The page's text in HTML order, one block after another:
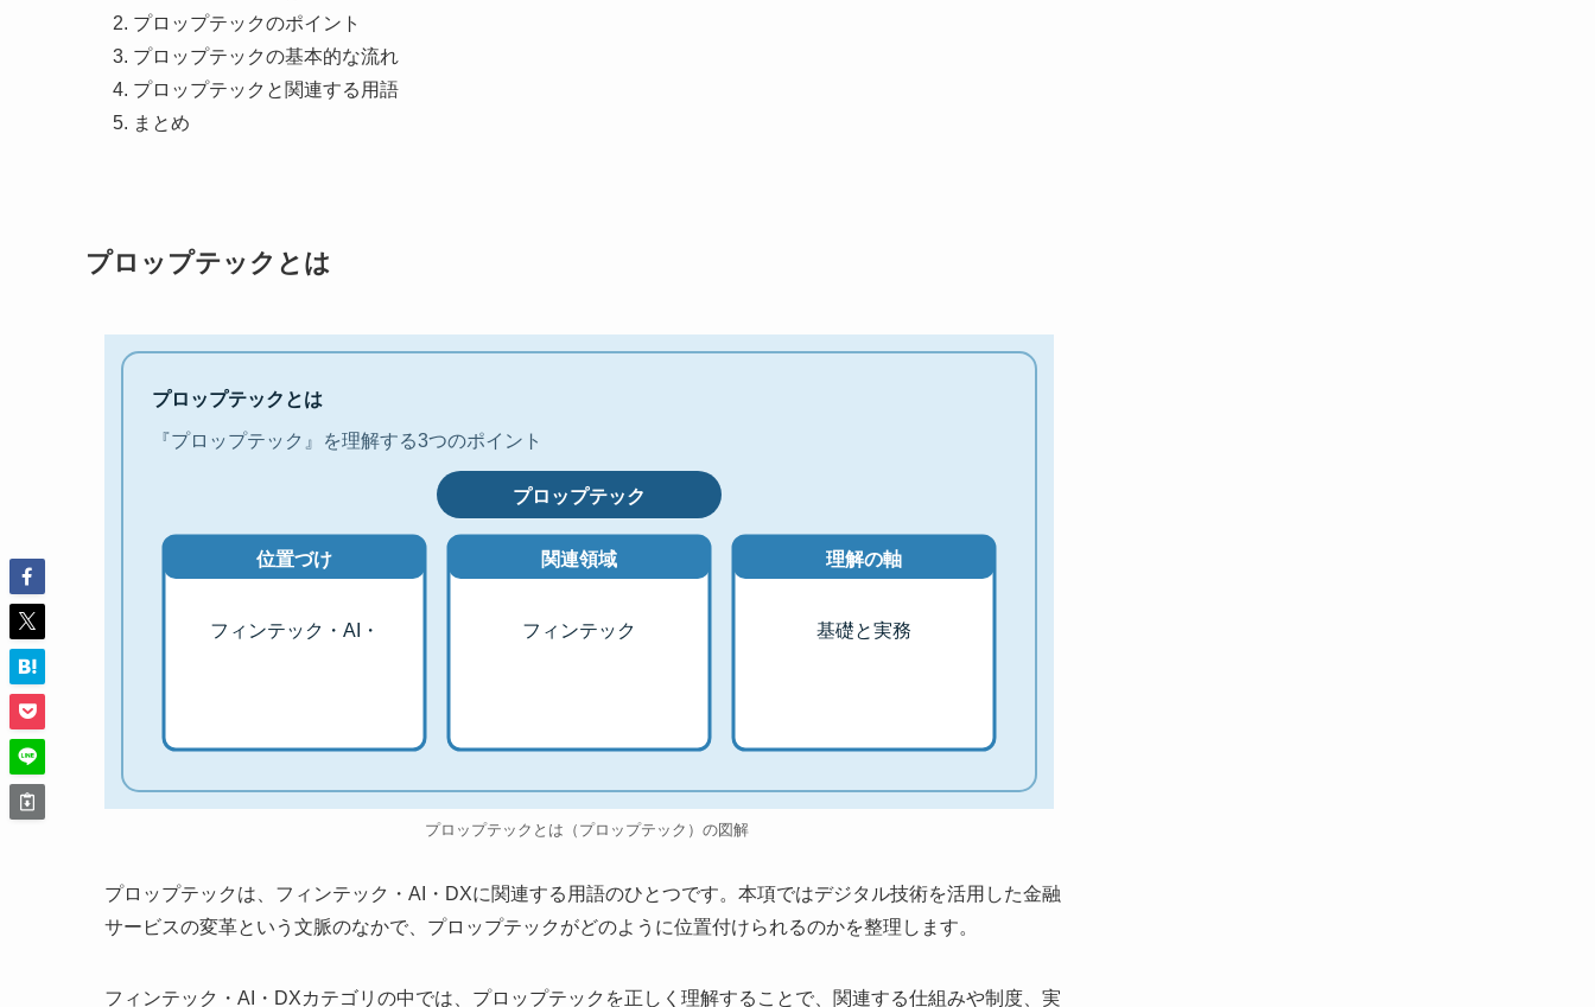
プロップテックのポイント
プロップテックの基本的な流れ
プロップテックと関連する用語
まとめ
プロップテックとは
プロップテックとは
『プロップテック』を理解する3つのポイント
プロップテック
位置づけ
フィンテック・AI・
関連領域
フィンテック
理解の軸
基礎と実務
プロップテックとは（プロップテック）の図解
プロップテックは、フィンテック・AI・DXに関連する用語のひとつです。本項ではデジタル技術を活用した金融
サービスの変革という文脈のなかで、プロップテックがどのように位置付けられるのかを整理します。
フィンテック・AI・DXカテゴリの中では、プロップテックを正しく理解することで、関連する仕組みや制度、実